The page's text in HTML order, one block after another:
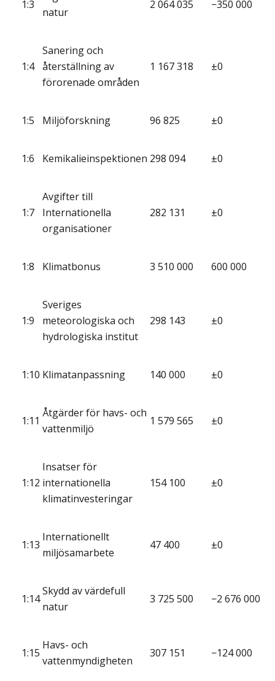
1:3
natur
2 064 035 −350 000
1:4
Sanering och
återställning av
förorenade områden
1 167 318 ±0
1:5 Miljöforskning 96 825 ±0
1:6 Kemikalieinspektionen 298 094 ±0
1:7
Avgifter till
Internationella
organisationer
282 131 ±0
1:8 Klimatbonus 3 510 000 600 000
1:9
Sveriges
meteorologiska och
hydrologiska institut
298 143 ±0
1:10 Klimatanpassning 140 000 ±0
1:11
Åtgärder för havs- och
vattenmiljö
1 579 565 ±0
1:12
Insatser för
internationella
klimatinvesteringar
154 100 ±0
1:13
Internationellt
miljösamarbete
47 400 ±0
1:14
Skydd av värdefull
natur
3 725 500 −2 676 000
1:15
Havs- och
vattenmyndigheten
307 151 −124 000